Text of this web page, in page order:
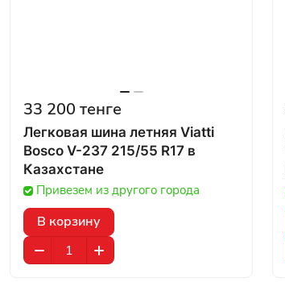
33 200 тенге
Легковая шина летняя Viatti
Bosco V-237 215/55 R17 в
Казахстане
Привезем из другого города
В корзину